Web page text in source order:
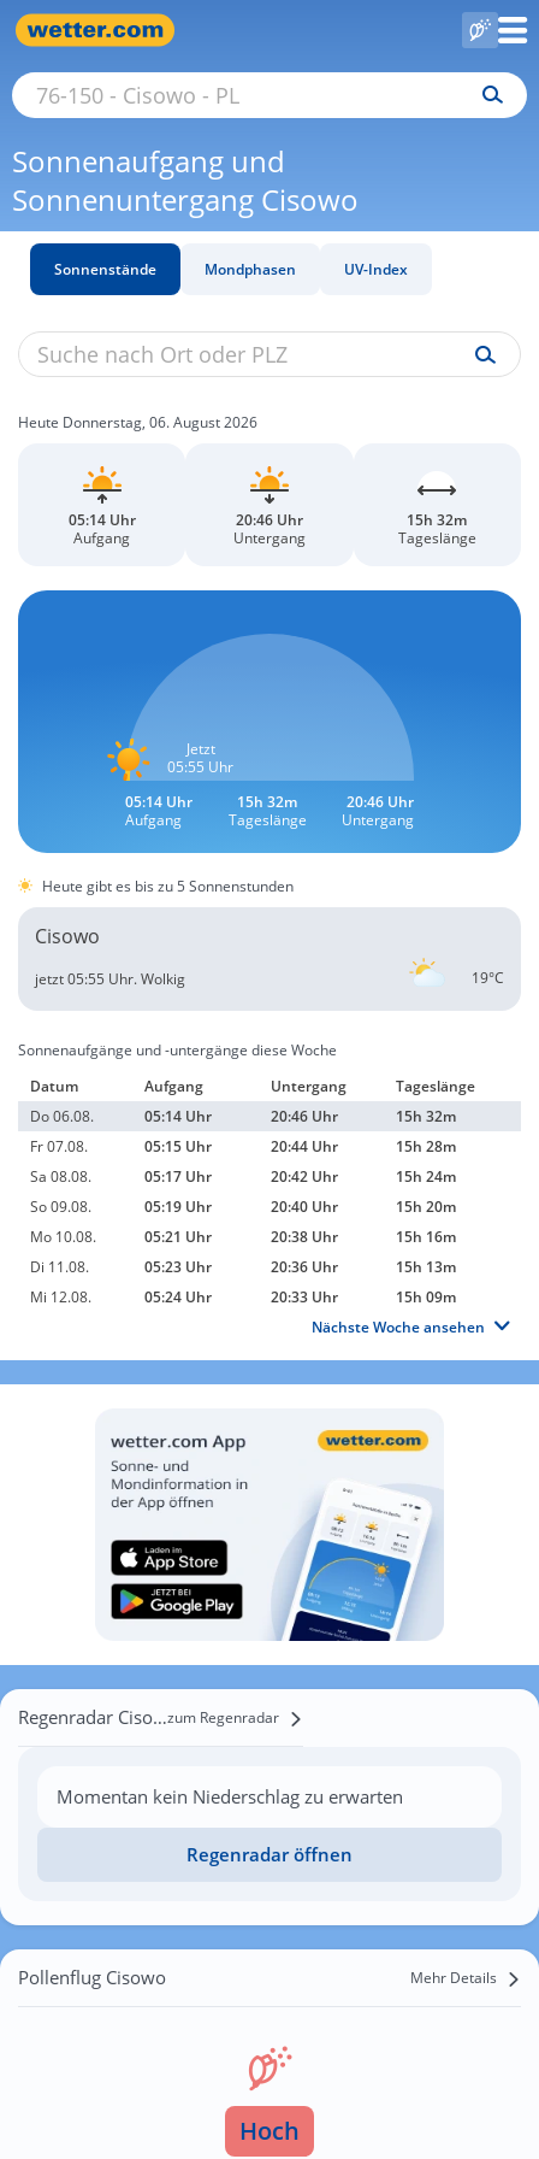
Sonnenaufgang und
Sonnenuntergang Cisowo
Sonnenstände Mondphasen UV-Index
Heute Donnerstag, 06. August 2026
05:14 Uhr
Aufgang
20:46 Uhr
Untergang
15h 32m
Tageslänge
Jetzt
05:55 Uhr
05:14 Uhr
Aufgang
15h 32m
Tageslänge
20:46 Uhr
Untergang
Heute gibt es bis zu 5 Sonnenstunden
Cisowo
19°C
jetzt 05:55 Uhr.Wolkig
Sonnenaufgänge und -untergänge diese Woche
Datum
Aufgang Untergang
Tageslänge
Do 06.08.
05:14 Uhr 20:46 Uhr
15h 32m
Fr 07.08.
05:15 Uhr 20:44 Uhr
15h 28m
Sa 08.08.
05:17 Uhr 20:42 Uhr
15h 24m
So 09.08.
05:19 Uhr 20:40 Uhr
15h 20m
Mo 10.08.
05:21 Uhr 20:38 Uhr
15h 16m
Di 11.08.
05:23 Uhr 20:36 Uhr
15h 13m
Mi 12.08.
05:24 Uhr 20:33 Uhr
15h 09m
Nächste Woche ansehen
Regenradar Cisowozum Regenradar
Momentan kein Niederschlag zu erwarten
Regenradar öffnen
Pollenflug Cisowo Mehr Details
Hoch